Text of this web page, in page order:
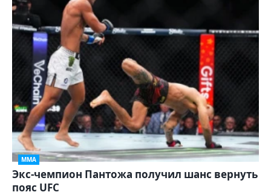
ММА
Экс-чемпион Пантожа получил шанс вернуть
пояс UFC